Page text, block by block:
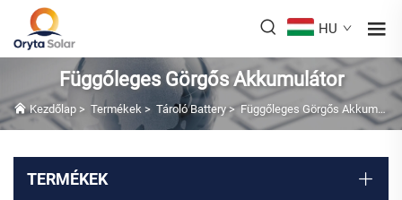
HU
Függőleges Görgős Akkumulátor
Kezdőlap > Termékek > Tároló Battery>Függőleges Görgős Akkumulátor
TERMÉKEK